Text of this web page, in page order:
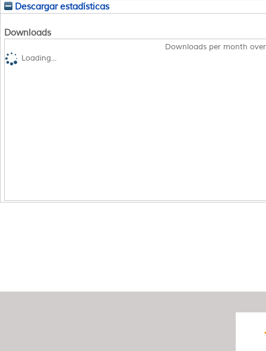
Descargar estadísticas
Downloads
Downloads per month
Loading...